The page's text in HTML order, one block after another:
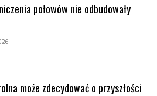
połowów nie odbudowały
może zdecydować o przyszłości